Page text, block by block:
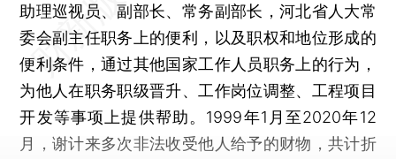
助理巡视员、副部长、常务副部长，河北省人大常
委会副主任职务上的便利，以及职权和地位形成的
便利条件，通过其他国家工作人员职务上的行为，
为他人在职务职级晋升、工作岗位调整、工程项目
开发等事项上提供帮助。1999年1月至2020年12
月，谢计来多次非法收受他人给予的财物，共计折